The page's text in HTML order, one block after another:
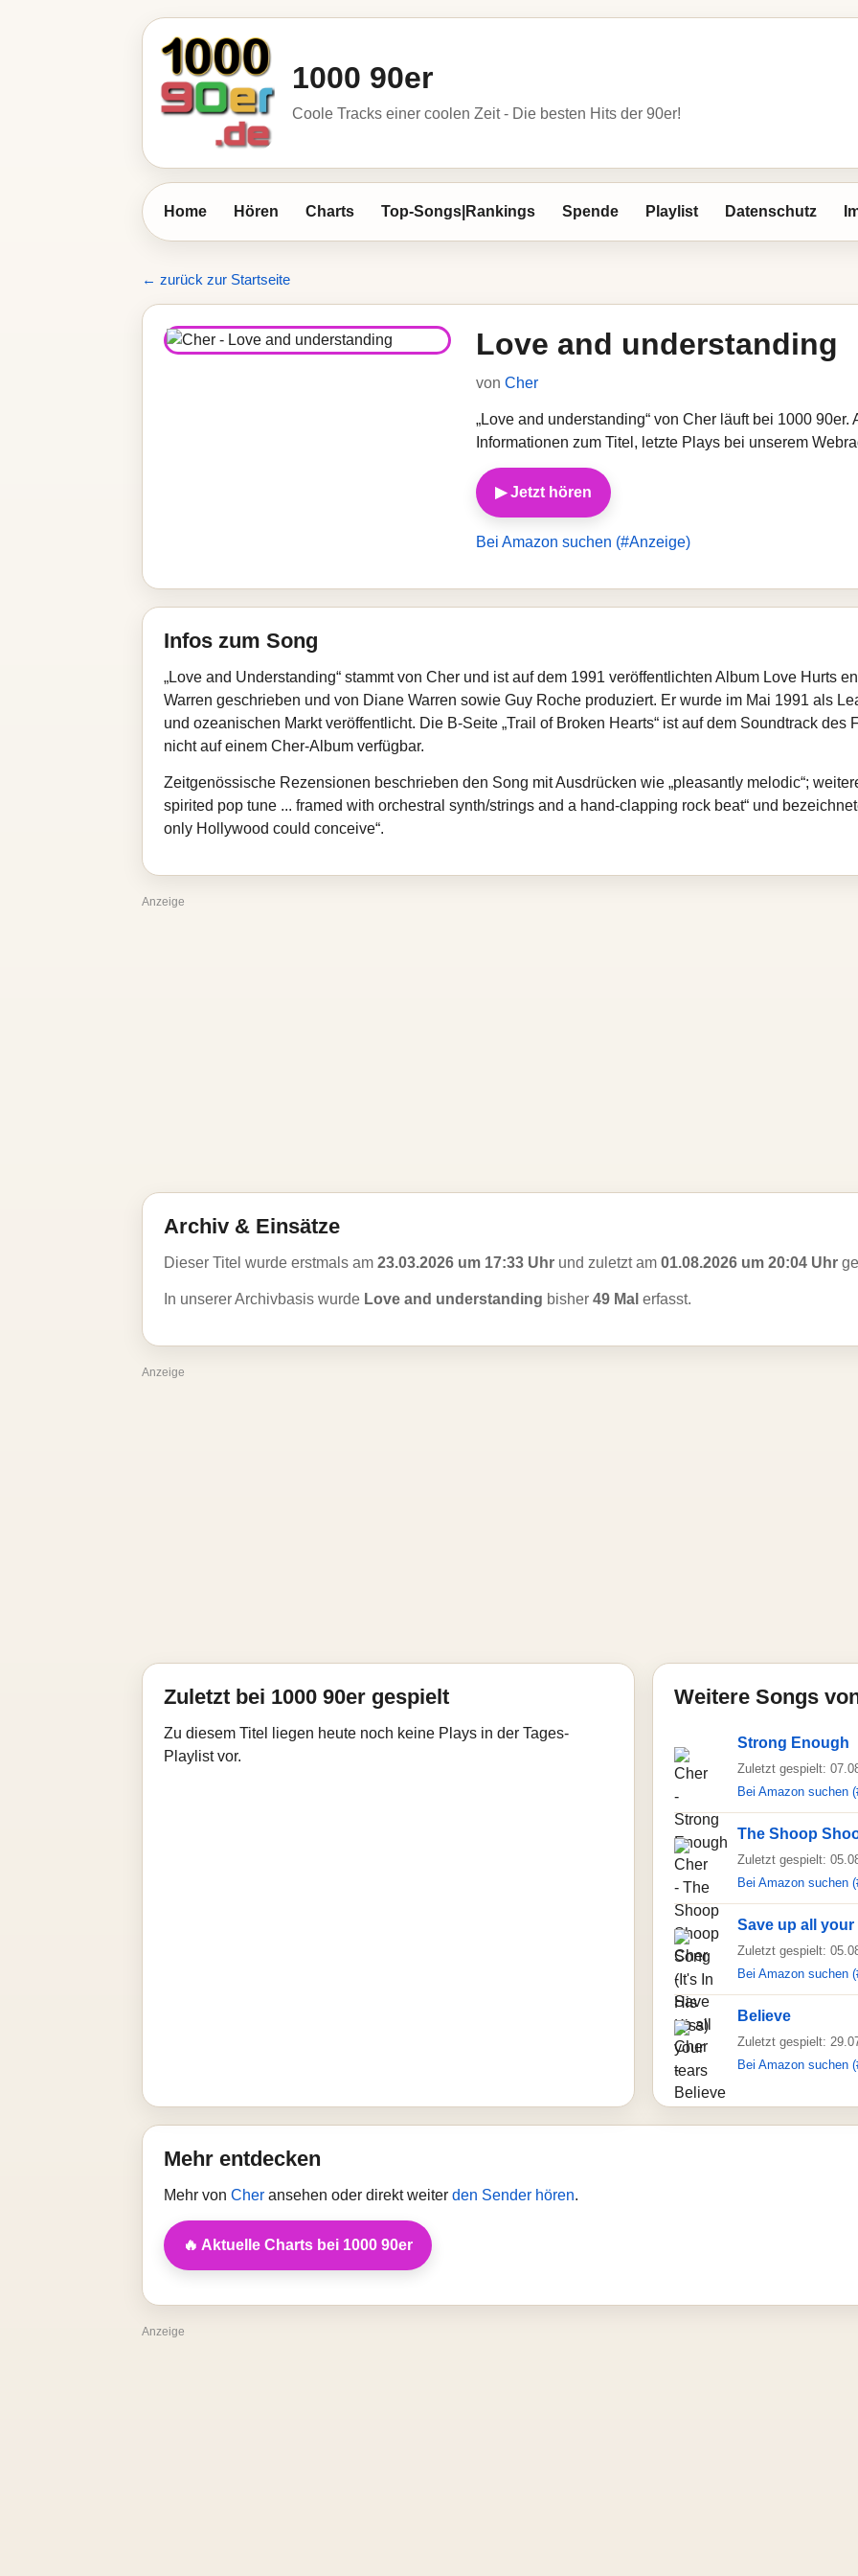
1000 90er
Coole Tracks einer coolen Zeit - Die besten Hits der 90er!
Home Hören Charts Top-Songs|Rankings Spende Playlist Datenschutz
← zurück zur Startseite
Love and understanding
von Cher
„Love and understanding“ von Cher läuft bei 1000 90er.
Informationen zum Titel, letzte Plays bei unserem
▶ Jetzt hören
Bei Amazon suchen (#Anzeige)
Infos zum Song
„Love and Understanding“ stammt von Cher und ist auf dem 1991 veröffentlichten Album Love Hurts
Warren geschrieben und von Diane Warren sowie Guy Roche produziert. Er wurde im Mai 1991 als
und ozeanischen Markt veröffentlicht. Die B‑Seite „Trail of Broken Hearts“ ist auf dem Soundtrack des
nicht auf einem Cher‑Album verfügbar.
Zeitgenössische Rezensionen beschrieben den Song mit Ausdrücken wie „pleasantly melodic“;
spirited pop tune ... framed with orchestral synth/strings and a hand‑clapping rock beat“ und
only Hollywood could conceive“.
Anzeige
Archiv & Einsätze
Dieser Titel wurde erstmals am 23.03.2026 um 17:33 Uhr und zuletzt am 01.08.2026 um 20:04 Uhr
In unserer Archivbasis wurde Love and understanding bisher 49 Mal erfasst.
Anzeige
Zuletzt bei 1000 90er gespielt
Zu diesem Titel liegen heute noch keine Plays in der Tages-
Playlist vor.
Weitere Songs
Strong Enough
Zuletzt gespielt:
Bei Amazon suchen
The Shoop
Zuletzt gespielt:
Bei Amazon suchen
Save up all your
Zuletzt gespielt:
Bei Amazon suchen
Believe
Zuletzt gespielt:
Bei Amazon suchen
Mehr entdecken
Mehr von Cher ansehen oder direkt weiter den Sender hören.
🔥 Aktuelle Charts bei 1000 90er
Anzeige